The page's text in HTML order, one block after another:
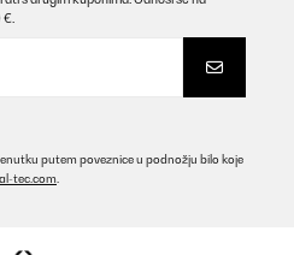
putem poveznice u podnožju bilo koje
tec.com